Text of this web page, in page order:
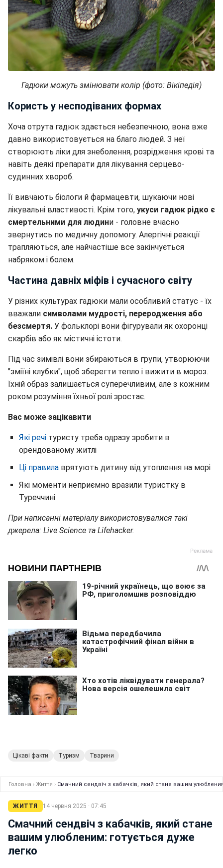
Гадюки можуть змінювати колір (фото: Вікіпедія)
Користь у несподіваних формах
Хоча отрута гадюк здається небезпечною, вона вже
давно використовується на благо людей. З неї
створюють ліки для знеболення, розрідження крові та
навіть деякі препарати для лікування серцево-
судинних хвороб.
Її вивчають біологи й фармацевти, шукаючи нові
лікувальні властивості. Крім того, укуси гадюк рідко є
смертельними для людини - головне вчасно
звернутись по медичну допомогу. Алергічні реакції
трапляються, але найчастіше все закінчується
набряком і болем.
Частина давніх міфів і сучасного світу
У різних культурах гадюки мали особливий статус - їх
вважали символами мудрості, переродження або
безсмертя. У фольклорі вони фігурували як охоронці
скарбів або як містичні істоти.
Під час зимівлі вони збираються в групи, утворюючи
"зміїні клубки", щоб зберегти тепло і вижити в мороз.
Їхній образ залишається суперечливим, але з кожним
роком розуміння їхньої ролі зростає.
Вас може зацікавити
Які речі туристу треба одразу зробити в
орендованому житлі
Ці правила врятують дитину від утоплення на морі
Які моменти неприємно вразили туристку в
Туреччині
При написанні матеріалу використовувалися такі
джерела: Live Science та Lifehacker.
Цікаві факти Туризм Тварини
Головна › Життя › Смачний сендвіч з кабачків, який стане вашим
ЖИТТЯ 14 червня 2025 · 07:45
Смачний сендвіч з кабачків, який стане
вашим улюбленим: готується дуже
легко